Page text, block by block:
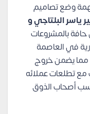
وضع تصاميم
البلتاجي و
بالمشروعات
في العاصمة
مما يضمن خروج
تطلعات عملائه
أصحاب الذوق